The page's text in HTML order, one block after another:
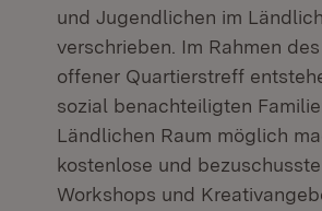
und Jugendlichen im
verschrieben. Im Rahmen
offener Quartierstreff
sozial benachteiligten
Ländlichen Raum möglich
kostenlose und bezuschusste
Workshops und